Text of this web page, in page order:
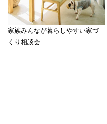
家族みんなが暮らしやすい家づ
くり相談会